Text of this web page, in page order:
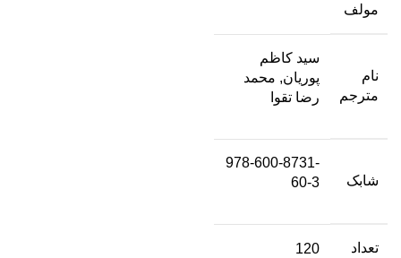
مولف
نام
مترجم
سید کاظم
پوریان, محمد
رضا تقوا
شابک
978-600-8731-
60-3
تعداد
120